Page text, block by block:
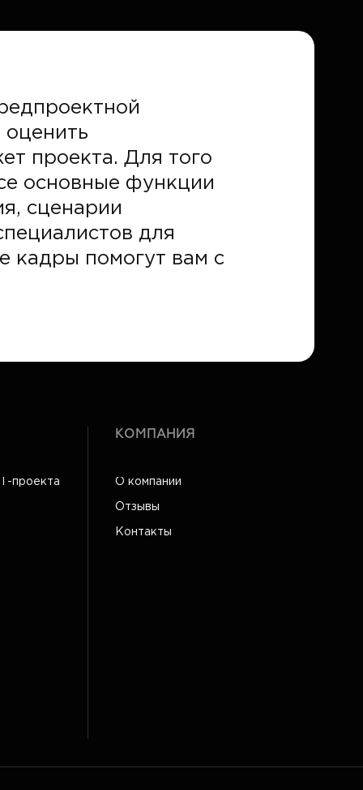
проекта. Для того
основные функции
сценарии
для
кадры помогут вам с
проекта
КОМПАНИЯ
О компании
Отзывы
Контакты